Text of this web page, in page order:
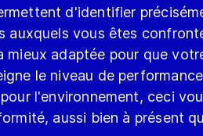
d'identifier
auxquels vous êtes
mieux adaptée pour que
le niveau de
l'environnement, ceci
aussi bien à présent